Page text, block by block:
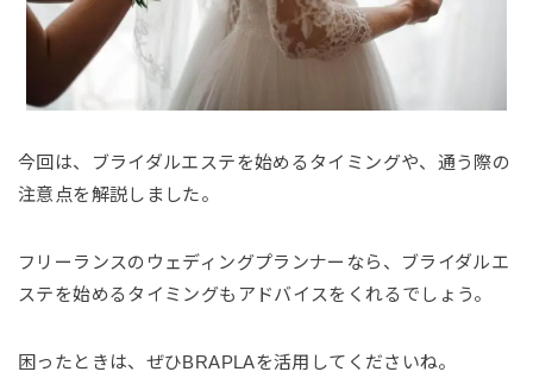
今回は、ブライダルエステを始めるタイミングや、通う際の
注意点を解説しました。
フリーランスのウェディングプランナーなら、ブライダルエ
ステを始めるタイミングもアドバイスをくれるでしょう。
困ったときは、ぜひBRAPLAを活用してくださいね。